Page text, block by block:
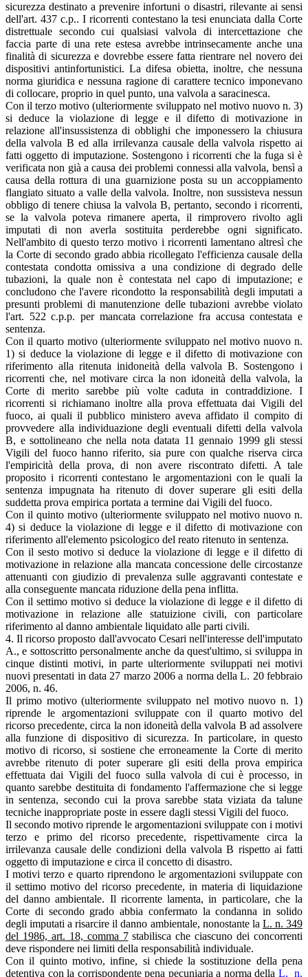
sicurezza destinato a prevenire infortuni o disastri, rilevante ai sensi
dell'art. 437 c.p.. I ricorrenti contestano la tesi enunciata dalla Corte
distrettuale secondo cui qualsiasi valvola di intercettazione che
faccia parte di una rete estesa avrebbe intrinsecamente anche una
finalità di sicurezza e dovrebbe essere fatta rientrare nel novero dei
dispositivi antinfortunistici. La difesa obietta, inoltre, che nessuna
norma giuridica e nessuna ragione di carattere tecnico imponevano
di collocare, proprio in quel punto, una valvola a saracinesca.
Con il terzo motivo (ulteriormente sviluppato nel motivo nuovo n. 3)
si deduce la violazione di legge e il difetto di motivazione in
relazione all'insussistenza di obblighi che imponessero la chiusura
della valvola B ed alla irrilevanza causale della valvola rispetto ai
fatti oggetto di imputazione. Sostengono i ricorrenti che la fuga si è
verificata non già a causa dei problemi connessi alla valvola, bensì a
causa della rottura di una guarnizione posta su un accoppiamento
flangiato situato a valle della valvola. Inoltre, non sussisteva nessun
obbligo di tenere chiusa la valvola B, pertanto, secondo i ricorrenti,
se la valvola poteva rimanere aperta, il rimprovero rivolto agli
imputati di non averla sostituita perderebbe ogni significato.
Nell'ambito di questo terzo motivo i ricorrenti lamentano altresì che
la Corte di secondo grado abbia ricollegato l'efficienza causale della
contestata condotta omissiva a una condizione di degrado delle
tubazioni, la quale non è contestata nel capo di imputazione; e
concludono che l'avere ricondotto la responsabilità degli imputati a
presunti problemi di manutenzione delle tubazioni avrebbe violato
l'art. 522 c.p.p. per mancata correlazione fra accusa contestata e
sentenza.
Con il quarto motivo (ulteriormente sviluppato nel motivo nuovo n.
1) si deduce la violazione di legge e il difetto di motivazione con
riferimento alla ritenuta inidoneità della valvola B. Sostengono i
ricorrenti che, nel motivare circa la non idoneità della valvola, la
Corte di merito sarebbe più volte caduta in contraddizione. I
ricorrenti si richiamano inoltre alla prova effettuata dai Vigili del
fuoco, ai quali il pubblico ministero aveva affidato il compito di
provvedere alla individuazione degli eventuali difetti della valvola
B, e sottolineano che nella nota datata 11 gennaio 1999 gli stessi
Vigili del fuoco hanno riferito, sia pure con qualche riserva circa
l'empiricità della prova, di non avere riscontrato difetti. A tale
proposito i ricorrenti contestano le argomentazioni con le quali la
sentenza impugnata ha ritenuto di dover superare gli esiti della
suddetta prova empirica portata a termine dai Vigili del fuoco.
Con il quinto motivo (ulteriormente sviluppato nel motivo nuovo n.
4) si deduce la violazione di legge e il difetto di motivazione con
riferimento all'elemento psicologico del reato ritenuto in sentenza.
Con il sesto motivo si deduce la violazione di legge e il difetto di
motivazione in relazione alla mancata concessione delle circostanze
attenuanti con giudizio di prevalenza sulle aggravanti contestate e
alla conseguente mancata riduzione della pena inflitta.
Con il settimo motivo si deduce la violazione di legge e il difetto di
motivazione in relazione alle statuizione civili, con particolare
riferimento al danno ambientale liquidato alle parti civili.
4. Il ricorso proposto dall'avvocato Cesari nell'interesse dell'imputato
A., e sottoscritto personalmente anche da quest'ultimo, si sviluppa in
cinque distinti motivi, in parte ulteriormente sviluppati nei motivi
nuovi presentati in data 27 marzo 2006 a norma della L. 20 febbraio
2006, n. 46.
Il primo motivo (ulteriormente sviluppato nel motivo nuovo n. 1)
riprende le argomentazioni sviluppate con il quarto motivo del
ricorso precedente, circa la non idoneità della valvola B ad assolvere
alla funzione di dispositivo di sicurezza. In particolare, in questo
motivo di ricorso, si sostiene che erroneamente la Corte di merito
avrebbe ritenuto di poter superare gli esiti della prova empirica
effettuata dai Vigili del fuoco sulla valvola di cui è processo, in
quanto sarebbe destituita di fondamento l'affermazione che si legge
in sentenza, secondo cui la prova sarebbe stata viziata da talune
tecniche inappropriate poste in essere dagli stessi Vigili del fuoco.
Il secondo motivo riprende le argomentazioni sviluppate con i motivi
terzo e primo del ricorso precedente, rispettivamente circa la
irrilevanza causale delle condizioni della valvola B rispetto ai fatti
oggetto di imputazione e circa il concetto di disastro.
I motivi terzo e quarto riprendono le argomentazioni sviluppate con
il settimo motivo del ricorso precedente, in materia di liquidazione
del danno ambientale. Il ricorrente lamenta, in particolare, che la
Corte di secondo grado abbia confermato la condanna in solido
degli imputati a risarcire il danno ambientale, nonostante la L. n. 349
del 1986, art. 18, comma 7stabilisca che ciascuno dei concorrenti
deve rispondere nei limiti della responsabilità individuale.
Con il quinto motivo, infine, si chiede la sostituzione della pena
detentiva con la corrispondente pena pecuniaria a norma della L. n.